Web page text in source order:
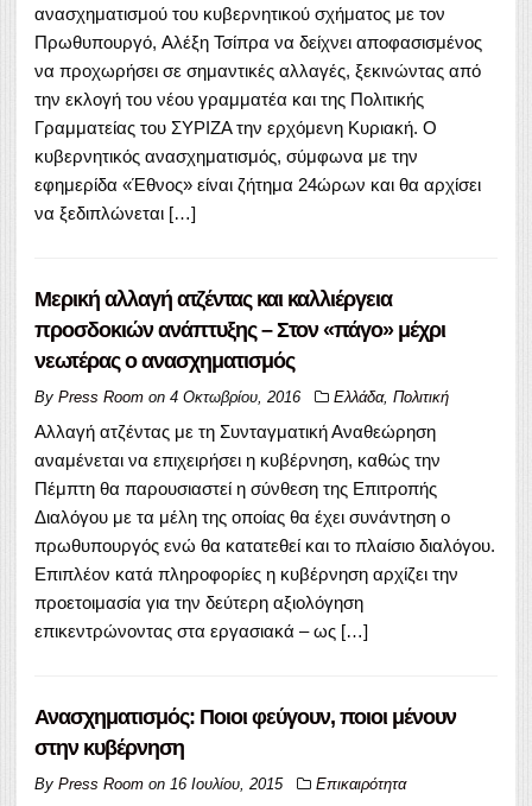
ανασχηματισμού του κυβερνητικού σχήματος με τον
Πρωθυπουργό, Αλέξη Τσίπρα να δείχνει αποφασισμένος
να προχωρήσει σε σημαντικές αλλαγές, ξεκινώντας από
την εκλογή του νέου γραμματέα και της Πολιτικής
Γραμματείας του ΣΥΡΙΖΑ την ερχόμενη Κυριακή. Ο
κυβερνητικός ανασχηματισμός, σύμφωνα με την
εφημερίδα «Έθνος» είναι ζήτημα 24ώρων και θα αρχίσει
να ξεδιπλώνεται […]
Μερική αλλαγή ατζέντας και καλλιέργεια
προσδοκιών ανάπτυξης – Στον «πάγο» μέχρι
νεωτέρας ο ανασχηματισμός
By Press Room on 4 Οκτωβρίου, 2016 Ελλάδα, Πολιτική
Αλλαγή ατζέντας με τη Συνταγματική Αναθεώρηση
αναμένεται να επιχειρήσει η κυβέρνηση, καθώς την
Πέμπτη θα παρουσιαστεί η σύνθεση της Επιτροπής
Διαλόγου με τα μέλη της οποίας θα έχει συνάντηση ο
πρωθυπουργός ενώ θα κατατεθεί και το πλαίσιο διαλόγου.
Επιπλέον κατά πληροφορίες η κυβέρνηση αρχίζει την
προετοιμασία για την δεύτερη αξιολόγηση
επικεντρώνοντας στα εργασιακά – ως […]
Ανασχηματισμός: Ποιοι φεύγουν, ποιοι μένουν
στην κυβέρνηση
By Press Room on 16 Ιουλίου, 2015 Επικαιρότητα